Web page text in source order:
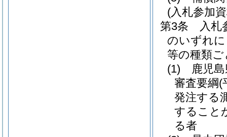
(入札参加
第3条
入札
のいずれ
等の種類
(1)
鹿児
審査要綱(
発注する
すること
る者